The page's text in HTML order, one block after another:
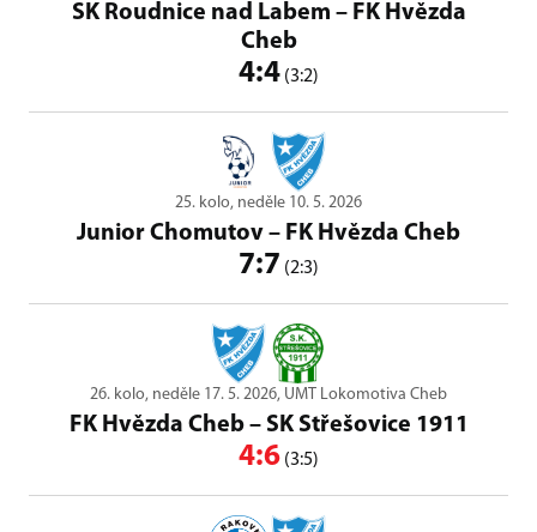
SK Roudnice nad Labem – FK Hvězda
Cheb
4:4 (3:2)
25. kolo, neděle 10. 5. 2026
Junior Chomutov – FK Hvězda Cheb
7:7 (2:3)
26. kolo, neděle 17. 5. 2026, UMT Lokomotiva Cheb
FK Hvězda Cheb– SK Střešovice 1911
4:6 (3:5)